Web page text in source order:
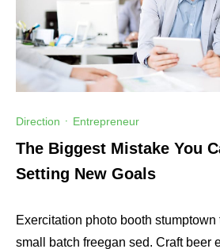
Direction · Entrepreneur
The Biggest Mistake You
Setting New Goals
Exercitation photo booth
small batch freegan sed. Craft beer